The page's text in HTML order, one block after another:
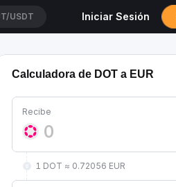
Iniciar Sesión
Calculadora de DOT a EUR
Recibe
1 DOT ≈ 0.72056 EUR